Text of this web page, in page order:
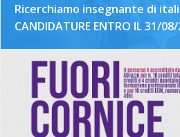
Ricerchiamo insegnante di
CANDIDATURE ENTRO IL 31/